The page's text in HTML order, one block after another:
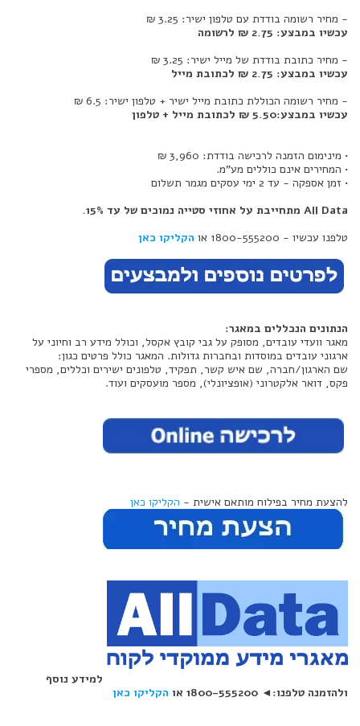
- מחיר רשומה בודדת עם טלפון ישיר: 3.25 ₪
עכשיו במבצע: 2.75 ₪ לרשומה
- מחיר כתובת בודדת של מייל ישיר: 3.25 ₪
עכשיו במבצע: 2.75 ₪ לכתובת מייל
- מחיר רשומה הכוללת כתובת מייל ישיר + טלפון ישיר: 6.5 ₪
עכשיו במבצע:5.50 ₪ לכתובת מייל + טלפון
• מינימום הזמנה לרכישה בודדת: 3,960 ₪
• המחירים אינם כוללים מע"מ.
• זמן אספקה - עד 2 ימי עסקים מגמר תשלום
All Data מתחייבת על אחוזי סטייה נמוכים של עד 15%.
טלפנו עכשיו - 1800-555200 או
הקליקו כאן
הנתונים הנכללים במאגר:
מאגר וועדי עובדים, מסופק על גבי קובץ אקסל, וכולל מידע רב וחיוני על
ארגוני עובדים במוסדות ובחברות גדולות. המאגר כולל פרטים כגון:
שם הארגון/חברה, שם איש קשר, תפקיד, טלפונים ישירים וכללים, מספרי
פקס, דואר אלקטרוני (אופציונלי), מספר מועסקים ועוד.
להצעת מחיר בפילוח מותאם אישית - הקליקו כאן
למידע נוסף
ולהזמנה טלפנו:◄ 1800-555200 או
הקליקו כאן